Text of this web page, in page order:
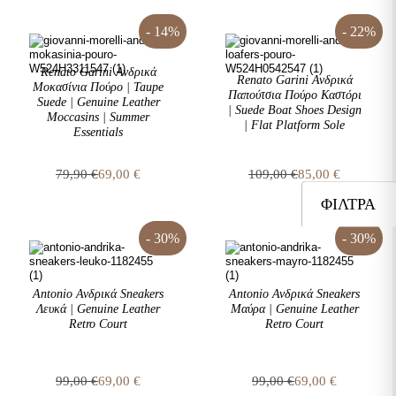
125,00 €.
100,00 €.
79,90 €.
69,00 €.
- 14%
Renato Garini Ανδρικά
Μοκασίνια Πούρο | Taupe
Suede | Genuine Leather
Moccasins | Summer
Essentials
79,90€
79,90 €.
69,00 €
69,00 €.
- 22%
Renato Garini Ανδρικά
Παπούτσια Πούρο Καστόρι
| Suede Boat Shoes Design
| Flat Platform Sole
109,00€
Original
109,00 €.
85,00 €
Η
τρέχουσα
85,00 €.
- 30%
Antonio Ανδρικά Sneakers
Λευκά | Genuine Leather
Retro Court
99,00€69,00 €
- 30%
Antonio Ανδρικά Sneakers
Μαύρα | Genuine Leather
Retro Court
99,00€69,00 €
ΦΊΛΤΡΑ